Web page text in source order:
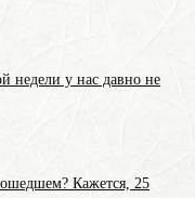
недели у нас давно не
Кажется, 25